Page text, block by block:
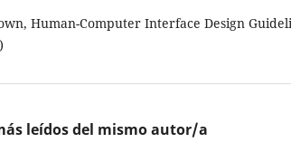
Human-Computer Interface Design
leídos del mismo autor/a